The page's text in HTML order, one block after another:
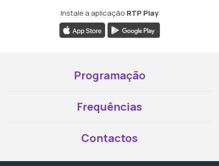
Instale a aplicação RTP Play
Programação
Frequências
Contactos